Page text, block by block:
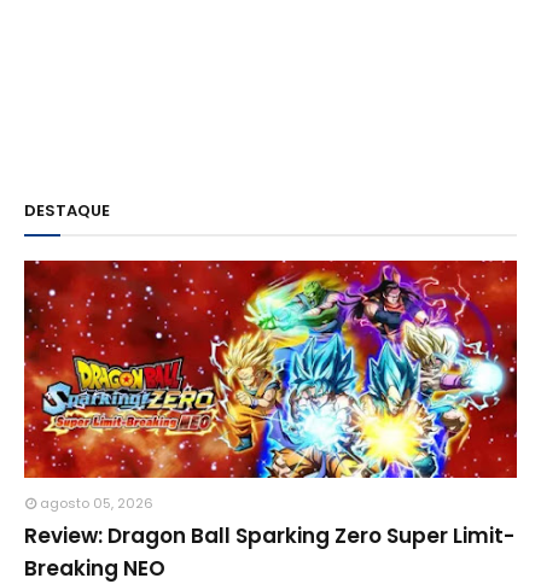
DESTAQUE
agosto 05, 2026
Review: Dragon Ball Sparking Zero Super Limit-
Breaking NEO